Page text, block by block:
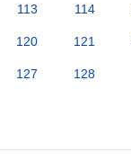
113 114
120 121
127 128